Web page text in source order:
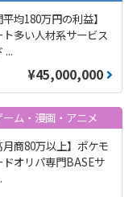
平均180万円の利益】
ト多い人材系サービス
...
¥45,000,000
ーム・漫画・アニメ
月商80万以上】ポケモ
ドオリパ専門BASEサ